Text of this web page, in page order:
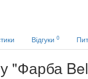
Відгуки 0
"Фарба